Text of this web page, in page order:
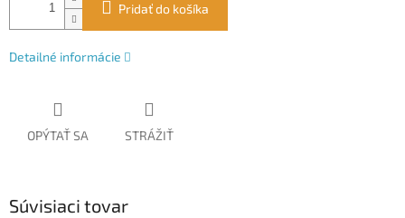
Pridať do košíka
Detailné informácie
OPÝTAŤ SA STRÁŽIŤ
Súvisiaci tovar